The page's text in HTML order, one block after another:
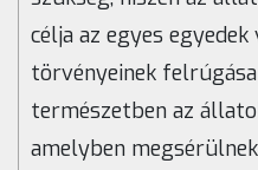
célja az egyes
törvényeinek
természetben az
amelyben